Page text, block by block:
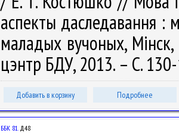
аспекты даследавання :
маладых вучоных,
цэнтр БДУ, 2013. – С.
Добавить в корзину Подробнее
ББК 81.Д48